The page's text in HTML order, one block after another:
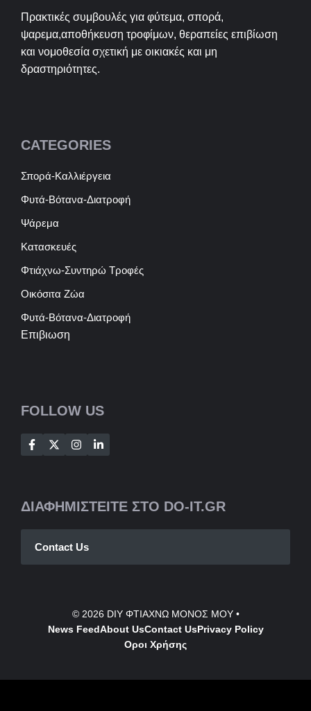
Πρακτικές συμβουλές για φύτεμα, σπορά,
ψαρεμα,αποθήκευση τροφίμων, θεραπείες επιβίωση
και νομοθεσία σχετική με οικιακές και μη
δραστηριότητες.
CATEGORIES
Σπορά-Καλλιέργεια
Φυτά-Βότανα-Διατροφή
Ψάρεμα
Κατασκευές
Φτιάχνω-Συντηρώ Τροφές
Οικόσιτα Ζώα
Φυτά-Βότανα-Διατροφή
Επιβιωση
FOLLOW US
ΔΙΑΦΗΜΙΣΤΕΙΤΕ ΣΤΟ DO-IT.GR
Contact Us
© 2026 DIY ΦΤΙΑΧΝΩ ΜΟΝΟΣ ΜΟΥ•
News FeedAbout UsContactUsPrivacy Policy
Οροι Χρήσης